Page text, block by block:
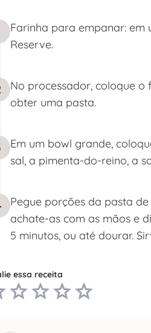
Farinha para empanar: em
Reserve.
No processador, coloque o
obter uma pasta.
Em um bowl grande,
sal, a pimenta-do-reino, a
Pegue porções da pasta
achate-as com as mãos e
5 minutos, ou até dourar.
essa receita